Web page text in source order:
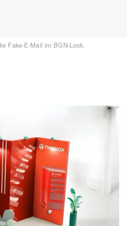
Fake-E-Mail im BGN-Look.